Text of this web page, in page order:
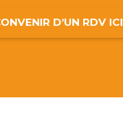
D’UN RDV ICI